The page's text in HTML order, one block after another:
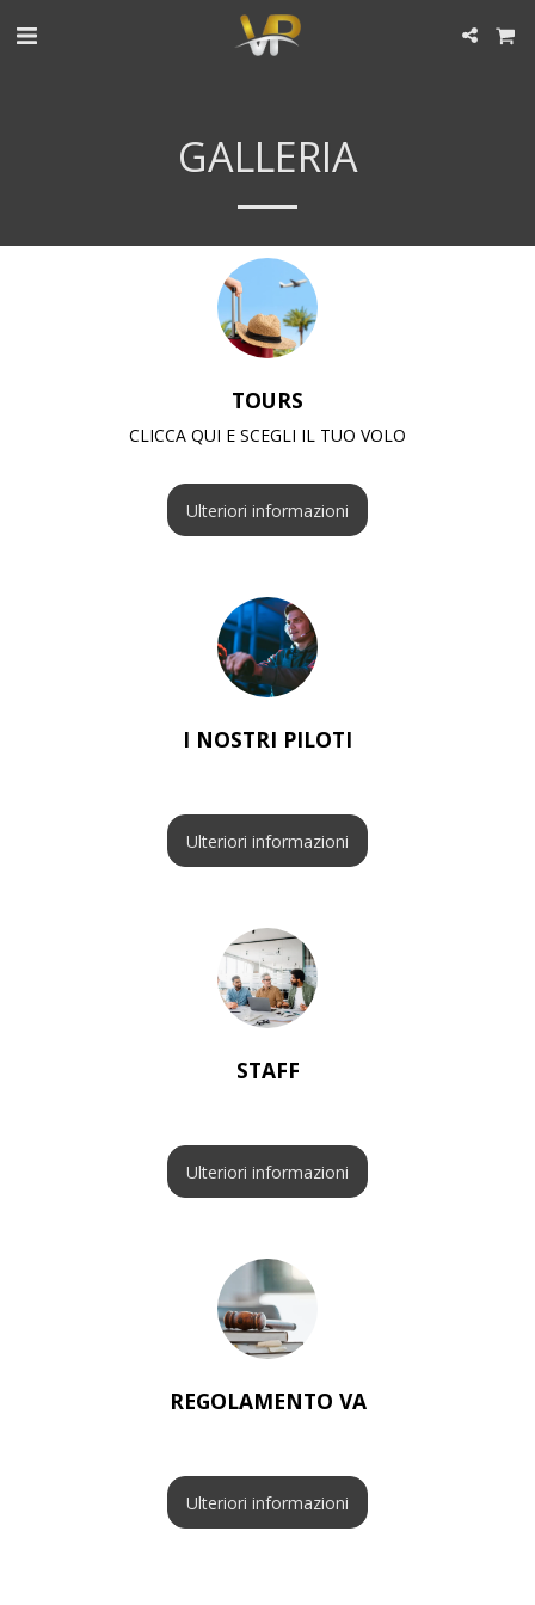
GALLERIA
TOURS
CLICCA QUI E SCEGLI IL TUO VOLO
Ulteriori informazioni
I NOSTRI PILOTI
Ulteriori informazioni
STAFF
Ulteriori informazioni
REGOLAMENTO VA
Ulteriori informazioni